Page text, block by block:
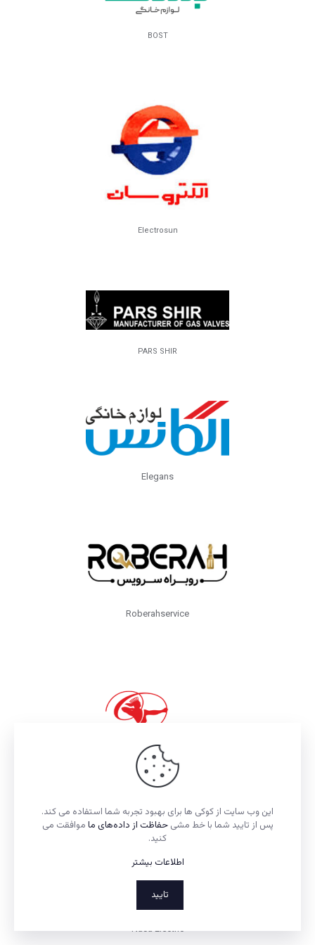
BOST
Electrosun
PARS SHIR
Elegans
Roberahservice
Nasa Electric
این وب سایت از کوکی ها برای بهبود تجربه شما استفاده می کند.
پس از تایید شما با خط مشیحفاظت از داده‌های ما موافقت می
کنید.
اطلاعات بیشتر
تایید